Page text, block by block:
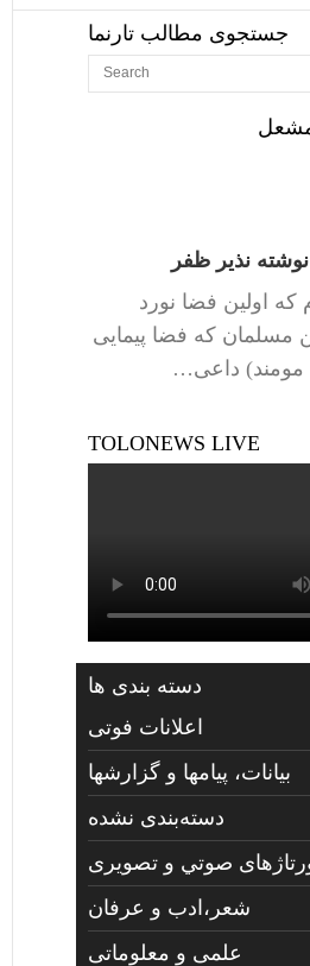
جستجوی مطالب تارنما
نذیر ظفر
که اولین فضا نورد
مسلمان که فضا پیمایی
مومند) داعی…
TOLONEWS LIVE
دسته بندی ها
اعلانات فوتی
بیانات، پیامها و گزارشها
دسته‌بندی نشده
صوتي و تصويری
شعر،ادب و عرفان
علمی و معلوماتی